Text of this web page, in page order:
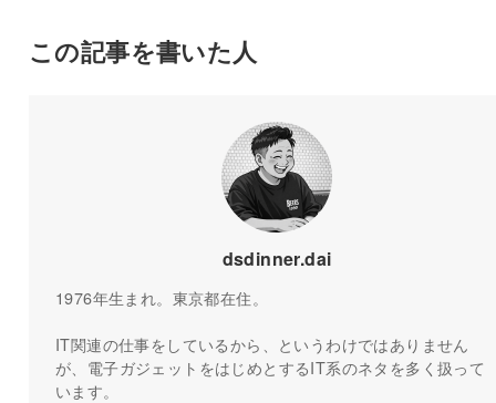
この記事を書いた人
dsdinner.dai
1976年生まれ。東京都在住。
IT関連の仕事をしているから、というわけではありません
が、電子ガジェットをはじめとするIT系のネタを多く扱って
います。